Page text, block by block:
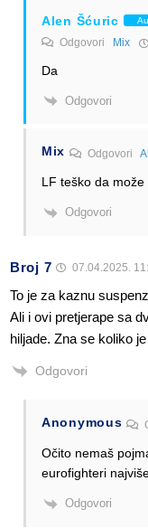
Alen Šćuric
Odgovori Mix
Da
Odgovori
Mix Odgovori
LF teško da može
Odgovori
Broj 7 07.04.2025.
To je za kaznu
Ali i ovi pretjerape sa
hiljade. Zna se koliko
Odgovori
Anonymous
Očito nemaš
eurofighteri
Odgovori